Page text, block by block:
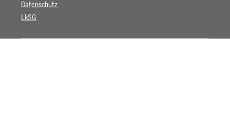
Datenschutz
LkSG